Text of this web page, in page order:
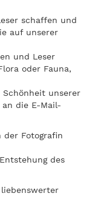
schaffen und
auf unserer
und Leser
oder Fauna,
unserer
die E-Mail-
der Fotografin
des